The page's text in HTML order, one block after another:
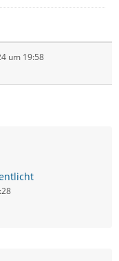
um 19:58